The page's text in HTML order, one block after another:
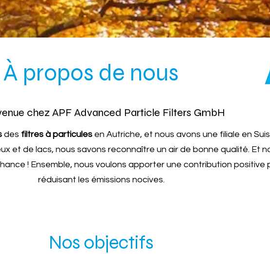
À propos de nous
chez APF Advanced Particle Filters GmbH
des filtres à particules en Autriche, et nous avons une filiale en
et de lacs, nous savons reconnaître un air de bonne qualité. Et
! Ensemble, nous voulons apporter une contribution positive
réduisant les émissions nocives.
Nos objectifs